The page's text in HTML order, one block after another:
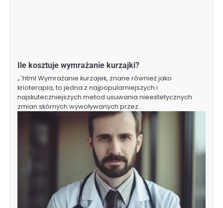
Ile kosztuje wymrażanie kurzajki?
„`html Wymrażanie kurzajek, znane również jako
krioterapia, to jedna z najpopularniejszych i
najskuteczniejszych metod usuwania nieestetycznych
zmian skórnych wywoływanych przez…